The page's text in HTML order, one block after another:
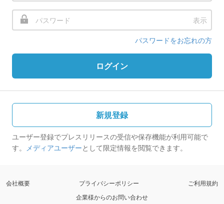
表示
パスワードをお忘れの方
ログイン
新規登録
ユーザー登録でプレスリリースの受信や保存機能が利用可能で
す。 メディアユーザーとして限定情報を閲覧できます。
会社概要 プライバシーポリシー
ご利用規約
企業様からのお問い合わせ